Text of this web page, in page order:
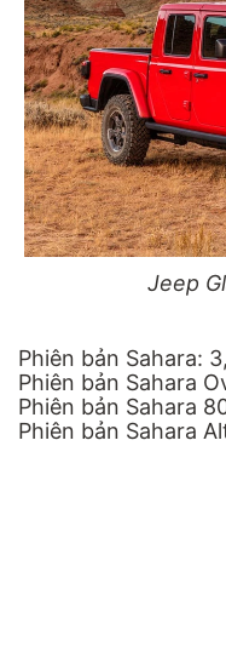
Jeep
Phiên bản Sahara:
Phiên bản Sahara
Phiên bản Sahara
Phiên bản Sahara